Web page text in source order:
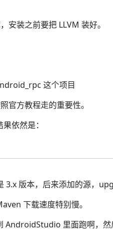
安装之前要把 LLVM 装好。
这个项目
官方教程走的重要性。
依然是：
版本，后来添加的源，
下载速度特别慢。
AndroidStudio 里面跑啊，